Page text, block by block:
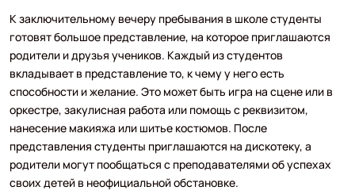
К заключительному вечеру пребывания в школе студенты
готовят большое представление, на которое приглашаются
родители и друзья учеников. Каждый из студентов
вкладывает в представление то, к чему у него есть
способности и желание. Это может быть игра на сцене или в
оркестре, закулисная работа или помощь с реквизитом,
нанесение макияжа или шитье костюмов. После
представления студенты приглашаются на дискотеку, а
родители могут пообщаться с преподавателями об успехах
своих детей в неофициальной обстановке.